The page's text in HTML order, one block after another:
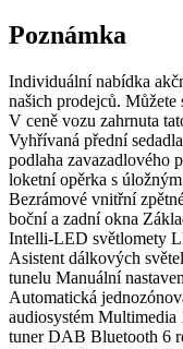
Poznámka
Individuální nabídka
našich prodejců. Můžete
V ceně vozu zahrnuta
Vyhřívaná přední
podlaha zavazadlového
loketní opěrka s
Bezrámové vnitřní
boční a zadní okna
Intelli-LED světlomety
Asistent dálkových
tunelu Manuální
Automatická
audiosystém
tuner DAB Bluetooth 6